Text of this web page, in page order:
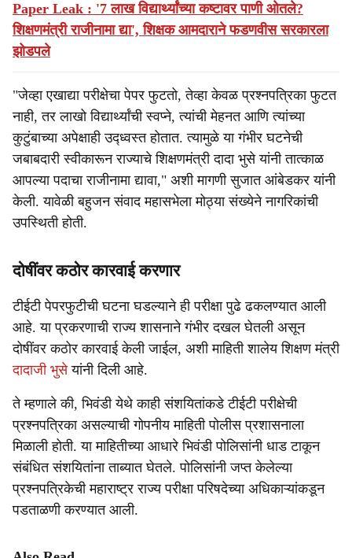
Paper Leak : '7 लाख विद्यार्थ्यांच्या कष्टावर पाणी ओतले?
शिक्षणमंत्री राजीनामा द्या', शिक्षक आमदाराने फडणवीस सरकारला
झोडपले
"जेव्हा एखाद्या परीक्षेचा पेपर फुटतो, तेव्हा केवळ प्रश्नपत्रिका फुटत
नाही, तर लाखो विद्यार्थ्यांची स्वप्ने, त्यांची मेहनत आणि त्यांच्या
कुटुंबाच्या अपेक्षाही उद्ध्वस्त होतात. त्यामुळे या गंभीर घटनेची
जबाबदारी स्वीकारून राज्याचे शिक्षणमंत्री दादा भुसे यांनी तात्काळ
आपल्या पदाचा राजीनामा द्यावा," अशी मागणी सुजात आंबेडकर यांनी
केली. यावेळी बहुजन संवाद महासभेला मोठ्या संख्येने नागरिकांची
उपस्थिती होती.
दोषींवर कठोर कारवाई करणार
टीईटी पेपरफुटीची घटना घडल्याने ही परीक्षा पुढे ढकलण्यात आली
आहे. या प्रकरणाची राज्य शासनाने गंभीर दखल घेतली असून
दोषींवर कठोर कारवाई केली जाईल, अशी माहिती शालेय शिक्षण मंत्री
दादाजी भुसेयांनी दिली आहे.
ते म्हणाले की, भिवंडी येथे काही संशयितांकडे टीईटी परीक्षेची
प्रश्नपत्रिका असल्याची गोपनीय माहिती पोलीस प्रशासनाला
मिळाली होती. या माहितीच्या आधारे भिवंडी पोलिसांनी धाड टाकून
संबंधित संशयितांना ताब्यात घेतले. पोलिसांनी जप्त केलेल्या
प्रश्नपत्रिकेची महाराष्ट्र राज्य परीक्षा परिषदेच्या अधिकाऱ्यांकडून
पडताळणी करण्यात आली.